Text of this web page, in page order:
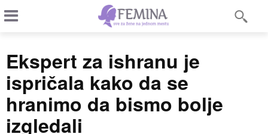
Ekspert za ishranu je
ispričala kako da se
hranimo da bismo bolje
izgledali